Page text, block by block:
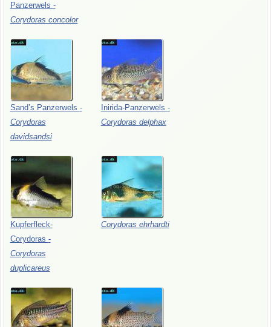
Panzerwels -
Corydoras concolor
Sand’s Panzerwels -
Corydoras
davidsandsi
Inirida-Panzerwels -
Corydoras delphax
Kupferfleck-
Corydoras -
Corydoras
duplicareus
Corydoras ehrhardti